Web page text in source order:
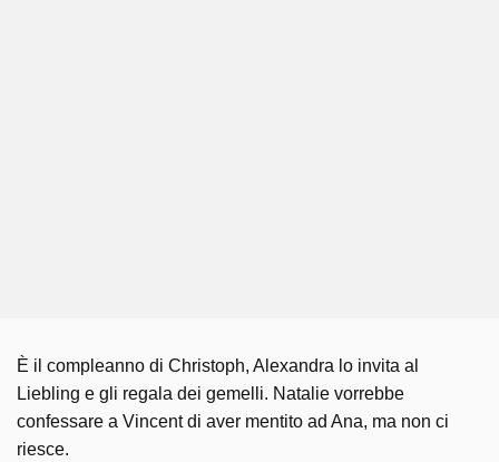
È il compleanno di Christoph, Alexandra lo invita al
Liebling e gli regala dei gemelli. Natalie vorrebbe
confessare a Vincent di aver mentito ad Ana, ma non ci
riesce.